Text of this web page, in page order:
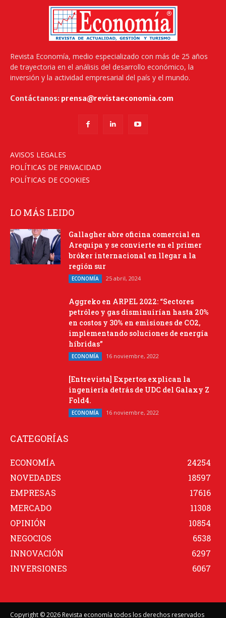
Revista Economía, medio especializado con más de 25 años
de trayectoria en el análisis del desarrollo económico, la
inversión y la actividad empresarial del país y el mundo.
Contáctanos: prensa@revistaeconomia.com
AVISOS LEGALES
POLÍTICAS DE PRIVACIDAD
POLÍTICAS DE COOKIES
LO MÁS LEIDO
Gallagher abre oficina comercial en
Arequipa y se convierte en el primer
bróker internacional en llegar a la
región sur
ECONOMÍA 25 abril, 2024
Aggreko en ARPEL 2022: “Sectores
petróleo y gas disminuirían hasta 20%
en costos y 30% en emisiones de CO2,
implementando soluciones de energía
híbridas”
ECONOMÍA 16 noviembre, 2022
[Entrevista] Expertos explican la
ingeniería detrás de UDC del Galaxy Z
Fold4.
ECONOMÍA 16 noviembre, 2022
CATEGORÍAS
ECONOMÍA
24254
NOVEDADES
18597
EMPRESAS
17616
MERCADO
11308
OPINIÓN
10854
NEGOCIOS
6538
INNOVACIÓN
6297
INVERSIONES
6067
Copyright © 2026 Revista economía todos los derechos reservados